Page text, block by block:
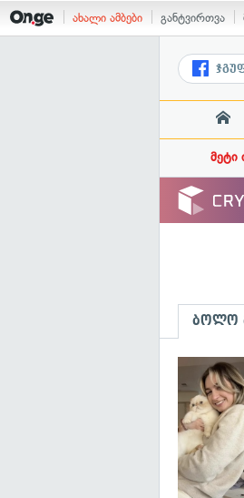
ახალი ამბები განტვირთვა
მეტი
ბოლო